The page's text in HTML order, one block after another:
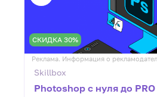
СКИДКА 30%
Реклама. Информация о
Skillbox
Photoshop с нуля до PRO